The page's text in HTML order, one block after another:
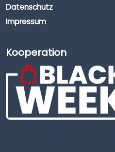
Datenschutz
Impressum
Kooperation